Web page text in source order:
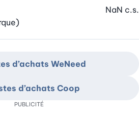
NaN c.s.
d’achats WeNeed
d’achats Coop
PUBLICITÉ